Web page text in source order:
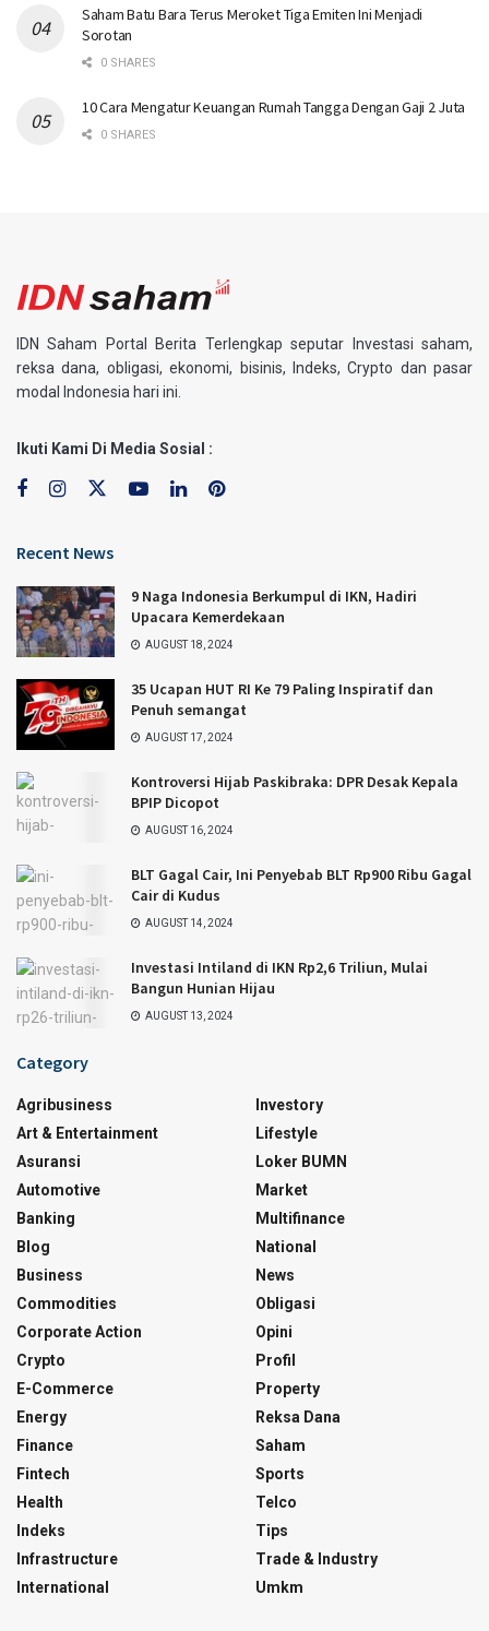
Saham Batu Bara Terus Meroket Tiga Emiten Ini Menjadi
Sorotan
0 SHARES
10 Cara Mengatur Keuangan Rumah Tangga Dengan Gaji 2 Juta
0 SHARES
IDN Saham Portal Berita Terlengkap seputar Investasi saham,
reksa dana, obligasi, ekonomi, bisinis, Indeks, Crypto dan pasar
modal Indonesia hari ini.
Ikuti Kami Di Media Sosial :
Recent News
9 Naga Indonesia Berkumpul di IKN, Hadiri
Upacara Kemerdekaan
AUGUST 18, 2024
35 Ucapan HUT RI Ke 79 Paling Inspiratif dan
Penuh semangat
AUGUST 17, 2024
Kontroversi Hijab Paskibraka: DPR Desak Kepala
BPIP Dicopot
AUGUST 16, 2024
BLT Gagal Cair, Ini Penyebab BLT Rp900 Ribu Gagal
Cair di Kudus
AUGUST 14, 2024
Investasi Intiland di IKN Rp2,6 Triliun, Mulai
Bangun Hunian Hijau
AUGUST 13, 2024
Category
Agribusiness
Art & Entertainment
Asuransi
Automotive
Banking
Blog
Business
Commodities
Corporate Action
Crypto
E-Commerce
Energy
Finance
Fintech
Health
Indeks
Infrastructure
International
Investory
Lifestyle
Loker BUMN
Market
Multifinance
National
News
Obligasi
Opini
Profil
Property
Reksa Dana
Saham
Sports
Telco
Tips
Trade & Industry
Umkm